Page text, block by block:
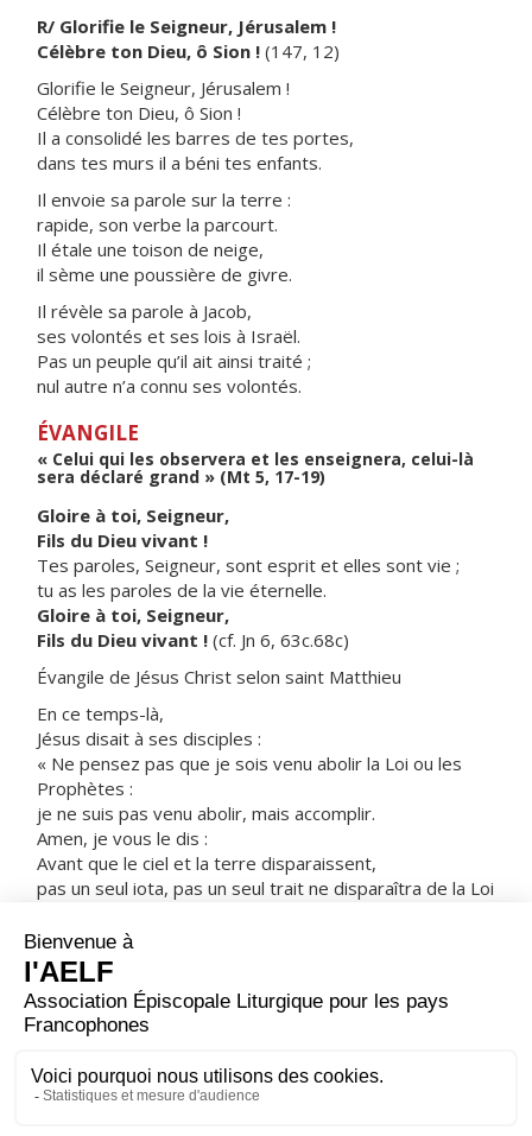
R/ Glorifie le Seigneur, Jérusalem !
Célèbre ton Dieu, ô Sion ! (147, 12)
Glorifie le Seigneur, Jérusalem !
Célèbre ton Dieu, ô Sion !
Il a consolidé les barres de tes portes,
dans tes murs il a béni tes enfants.
Il envoie sa parole sur la terre :
rapide, son verbe la parcourt.
Il étale une toison de neige,
il sème une poussière de givre.
Il révèle sa parole à Jacob,
ses volontés et ses lois à Israël.
Pas un peuple qu’il ait ainsi traité ;
nul autre n’a connu ses volontés.
ÉVANGILE
« Celui qui les observera et les enseignera, celui-là
sera déclaré grand » (Mt 5, 17-19)
Gloire à toi, Seigneur,
Fils du Dieu vivant !
Tes paroles, Seigneur, sont esprit et elles sont vie ;
tu as les paroles de la vie éternelle.
Gloire à toi, Seigneur,
Fils du Dieu vivant ! (cf. Jn 6, 63c.68c)
Évangile de Jésus Christ selon saint Matthieu
En ce temps-là,
Jésus disait à ses disciples :
« Ne pensez pas que je sois venu abolir la Loi ou les
Prophètes :
je ne suis pas venu abolir, mais accomplir.
Amen, je vous le dis :
Avant que le ciel et la terre disparaissent,
pas un seul iota, pas un seul trait ne disparaîtra de la Loi
Donc, celui qui rejettera
un seul de ces plus petits commandements,
et qui enseignera aux hommes à faire ainsi,
sera déclaré le plus petit dans le royaume des Cieux.
Mais celui qui les observera et les enseignera,
celui-là sera déclaré grand dans le royaume des Cieux. »
– Acclamons la Parole de Dieu.